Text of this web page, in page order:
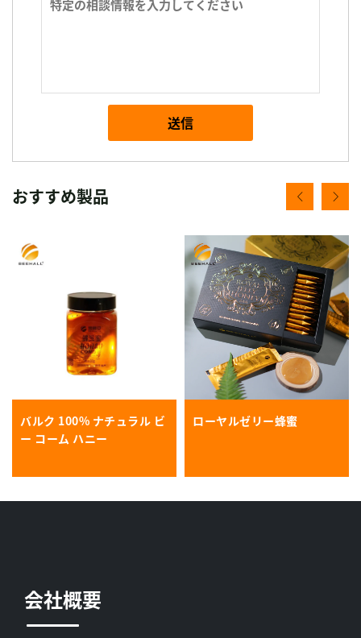
送信
おすすめ製品
バルク 100% ナチュラル ビ
ー コーム ハニー
ローヤルゼリー蜂蜜
会社概要